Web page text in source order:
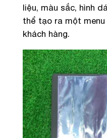
liệu, màu sắc, hình
thể tạo ra một
khách hàng.